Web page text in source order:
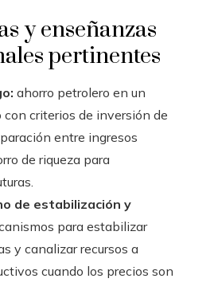
y enseñanzas
pertinentes
ahorro petrolero en un
criterios de inversión de
entre ingresos
de riqueza para
de estabilización y
para estabilizar
y canalizar recursos a
cuando los precios son